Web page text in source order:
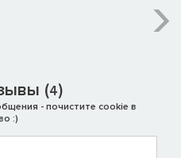
(4)
- почистите cookie в
:)